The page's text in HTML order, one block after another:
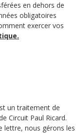
en dehors de
obligatoires
exercer vos
un traitement de
Circuit Paul Ricard.
lettre, nous gérons les